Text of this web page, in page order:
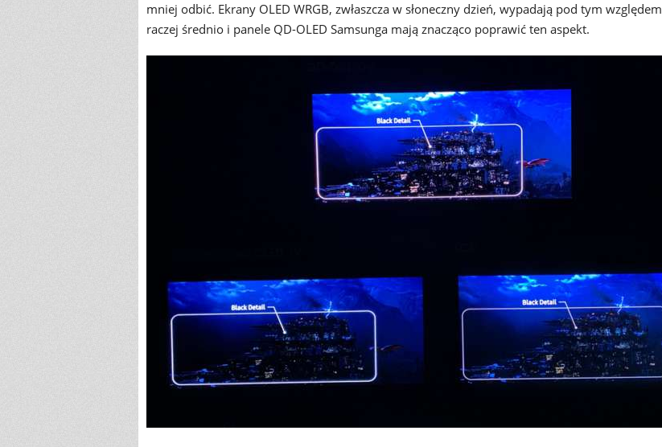
mniej odbić. Ekrany OLED WRGB, zwłaszcza w słoneczny dzień, wypadają pod tym względem
raczej średnio i panele QD-OLED Samsunga mają znacząco poprawić ten aspekt.